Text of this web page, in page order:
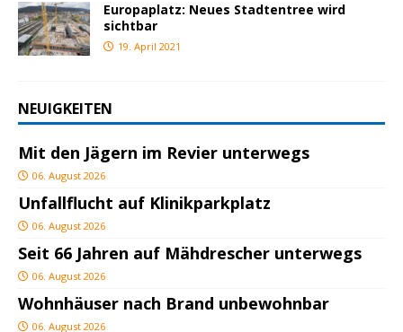
Europaplatz: Neues Stadtentree wird
sichtbar
19. April 2021
NEUIGKEITEN
Mit den Jägern im Revier unterwegs
06. August 2026
Unfallflucht auf Klinikparkplatz
06. August 2026
Seit 66 Jahren auf Mähdrescher unterwegs
06. August 2026
Wohnhäuser nach Brand unbewohnbar
06. August 2026